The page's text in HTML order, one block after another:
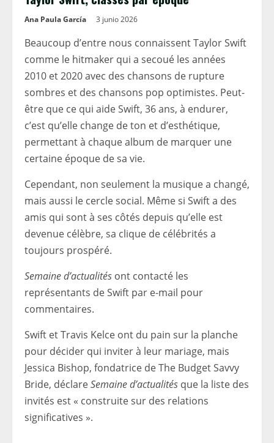
Ana Paula García 3 junio 2026
Beaucoup d’entre nous connaissent Taylor Swift
comme le hitmaker qui a secoué les années
2010 et 2020 avec des chansons de rupture
sombres et des chansons pop optimistes. Peut-
être que ce qui aide Swift, 36 ans, à endurer,
c’est qu’elle change de ton et d’esthétique,
permettant à chaque album de marquer une
certaine époque de sa vie.
Cependant, non seulement la musique a changé,
mais aussi le cercle social. Même si Swift a des
amis qui sont à ses côtés depuis qu’elle est
devenue célèbre, sa clique de célébrités a
toujours prospéré.
Semaine d’actualités ont contacté les
représentants de Swift par e-mail pour
commentaires.
Swift et Travis Kelce ont du pain sur la planche
pour décider qui inviter à leur mariage, mais
Jessica Bishop, fondatrice de The Budget Savvy
Bride, déclareSemaine d’actualités que la liste des
invités est « construite sur des relations
significatives ».